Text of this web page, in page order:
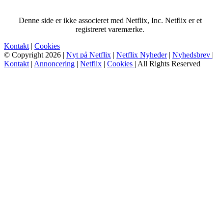
Denne side er ikke associeret med Netflix, Inc. Netflix er et
registreret varemærke.
Kontakt | Cookies
© Copyright 2026 | Nyt på Netflix | Netflix Nyheder| Nyhedsbrev |
Kontakt | Annoncering | Netflix | Cookies | All Rights Reserved